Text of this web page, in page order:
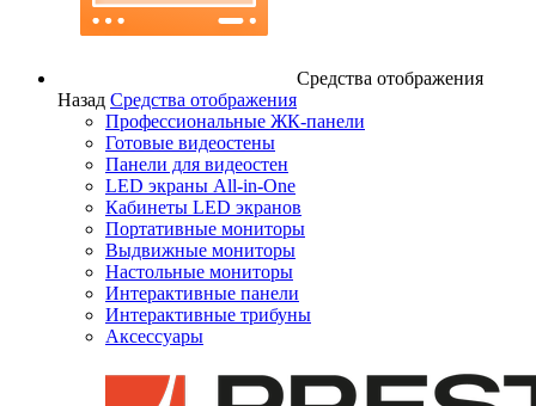
Средства отображения
Назад Средства отображения
Профессиональные ЖК-панели
Готовые видеостены
Панели для видеостен
LED экраны All-in-One
Кабинеты LED экранов
Портативные мониторы
Выдвижные мониторы
Настольные мониторы
Интерактивные панели
Интерактивные трибуны
Аксессуары